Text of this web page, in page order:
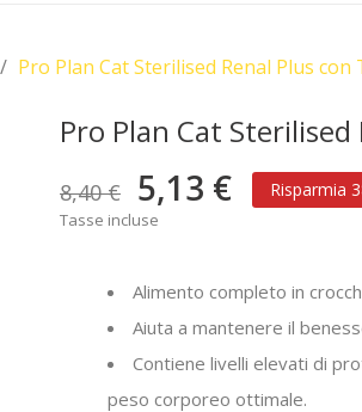
Pro Plan Cat Sterilised Renal Plus con
Pro Plan Cat
8,40 € 5,13 € Risparmia
Tasse incluse
Alimento completo in
Aiuta a mantenere il
Contiene livelli elevati di
peso corporeo ottimale.